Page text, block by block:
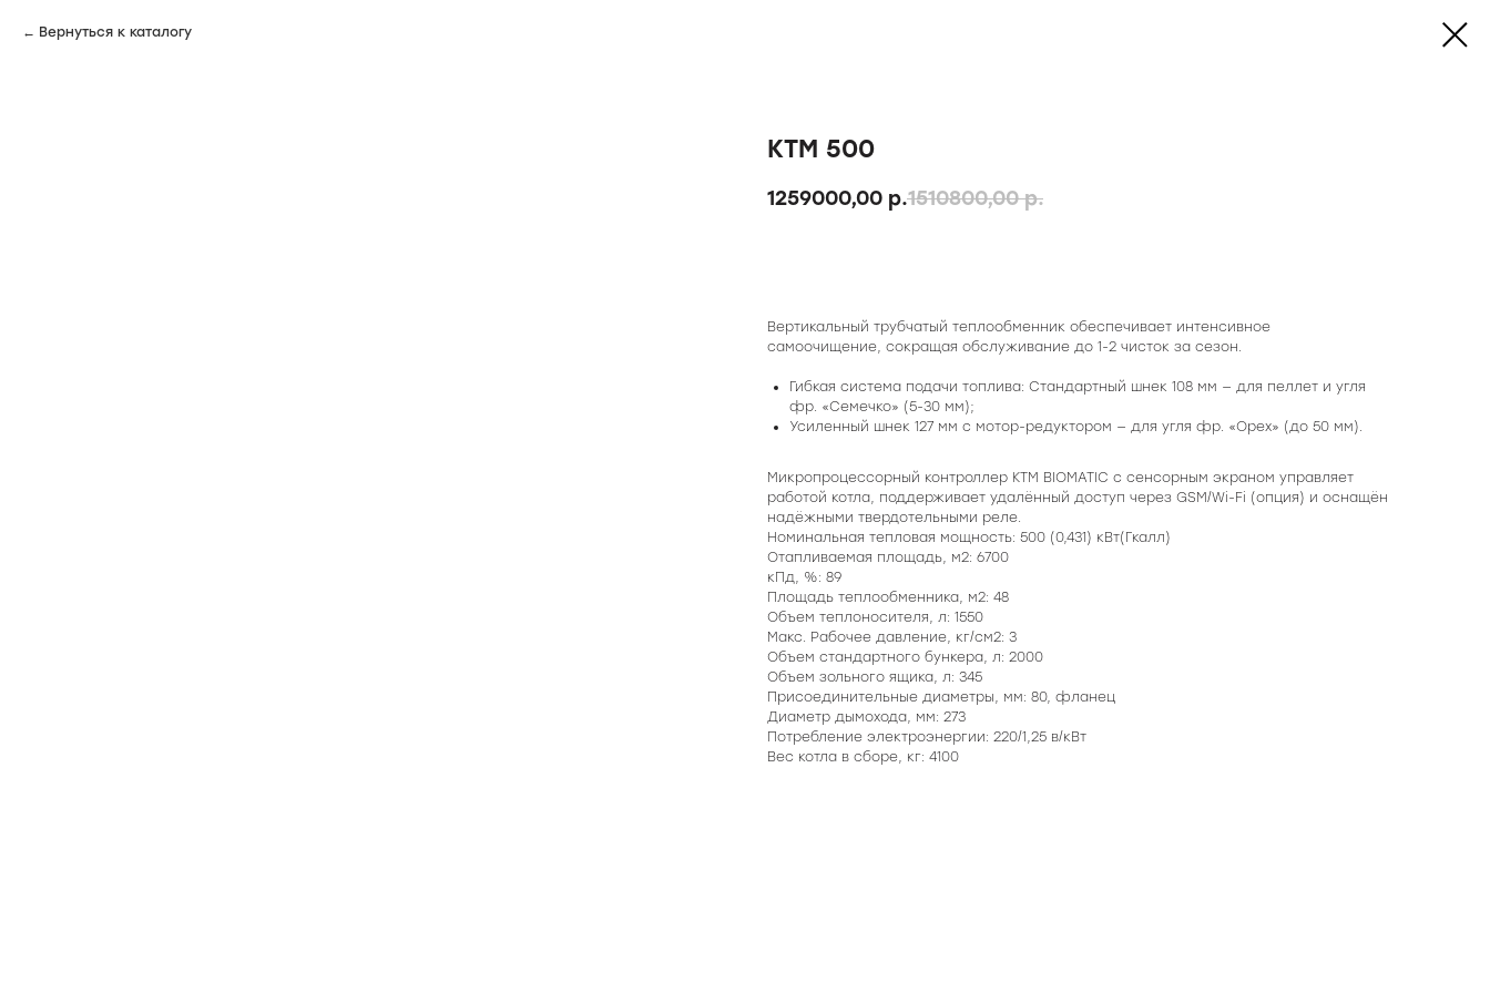
Вернуться к каталогу
КТМ 500
1259000,00 р.1510800,00 р.
Вертикальный трубчатый теплообменник обеспечивает интенсивное
самоочищение, сокращая обслуживание до 1-2 чисток за сезон.
Гибкая система подачи топлива: Стандартный шнек 108 мм — для пеллет и угля
фр. «Семечко» (5-30 мм);
Усиленный шнек 127 мм с мотор-редуктором — для угля фр. «Орех» (до 50 мм).
Микропроцессорный контроллер КТМ BIOMATIC с сенсорным экраном управляет
работой котла, поддерживает удалённый доступ через GSM/Wi-Fi (опция) и оснащён
надёжными твердотельными реле.
Номинальная тепловая мощность: 500 (0,431) кВт(Гкалл)
Отапливаемая площадь, м2: 6700
кПд, %: 89
Площадь теплообменника, м2: 48
Объем теплоносителя, л: 1550
Макс. Рабочее давление, кг/см2: 3
Объем стандартного бункера, л: 2000
Объем зольного ящика, л: 345
Присоединительные диаметры, мм: 80, фланец
Диаметр дымохода, мм: 273
Потребление электроэнергии: 220/1,25 в/кВт
Вес котла в сборе, кг: 4100